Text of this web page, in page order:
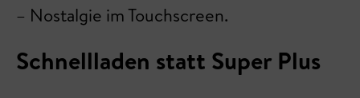
– Nostalgie im Touchscreen.
Schnellladen statt Super Plus